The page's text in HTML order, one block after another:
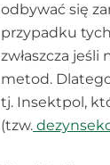
odbywać się
przypadku
zwłaszcza
metod.
tj. Insektpol,
(tzw.